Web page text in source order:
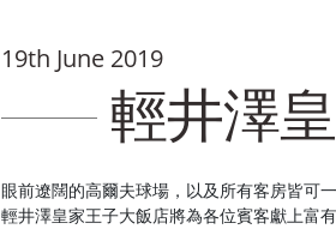
19th June 2019
輕井澤
眼前遼闊的高爾夫球場，以及所有客房皆可
輕井澤皇家王子大飯店將為各位賓客獻上富